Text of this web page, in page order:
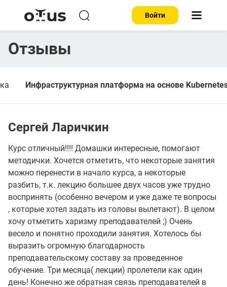
Войти
Отзывы
Инфраструктурная платформа на основе
Сергей Ларичкин
Курс отличный!!!! Домашки интересные, помогают
методички. Хочется отметить, что некоторые занятия
можно перенести в начало курса, а некоторые
разбить, т.к. лекцию большее двух часов уже трудно
воспринять (особенно вечером и уже даже те вопросы
, которые хотел задать из головы вылетают). В целом
хочу отметить харизму преподавателей ;) Очень
весело и понятно проходили занятия. Хотелось бы
выразить огромную благодарность
преподавательскому составу за проведенное
обучение. Три месяца( лекции) пролетели как один
день! Конечно же обратная связь преподавателей в